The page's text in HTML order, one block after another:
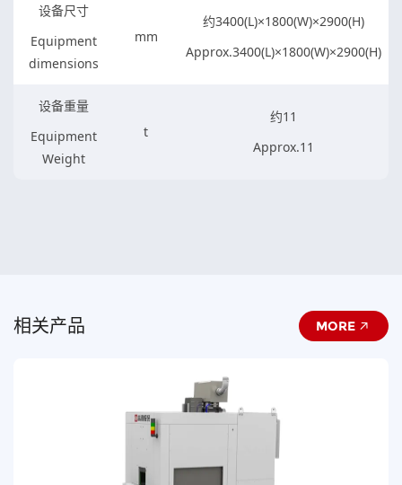
设备尺寸
Equipment
dimensions
mm
约3400(L)×1800(W)×2900(H)
Approx.3400(L)×1800(W)×2900(H)
设备重量
Equipment
Weight
t
约11
Approx.11
相关产品 MORE